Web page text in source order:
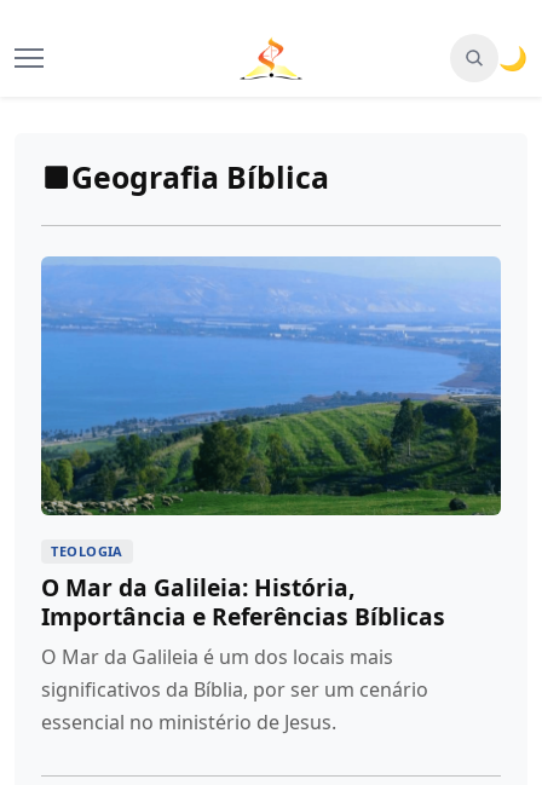
🌙
Geografia Bíblica
TEOLOGIA
O Mar da Galileia: História,
Importância e Referências Bíblicas
O Mar da Galileia é um dos locais mais
significativos da Bíblia, por ser um cenário
essencial no ministério de Jesus.